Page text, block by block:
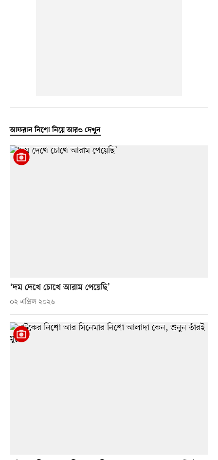
আফরান নিশো নিয়ে আরও দেখুন
‘দম দেখে চোখে আরাম পেয়েছি’
০২ এপ্রিল ২০২৬